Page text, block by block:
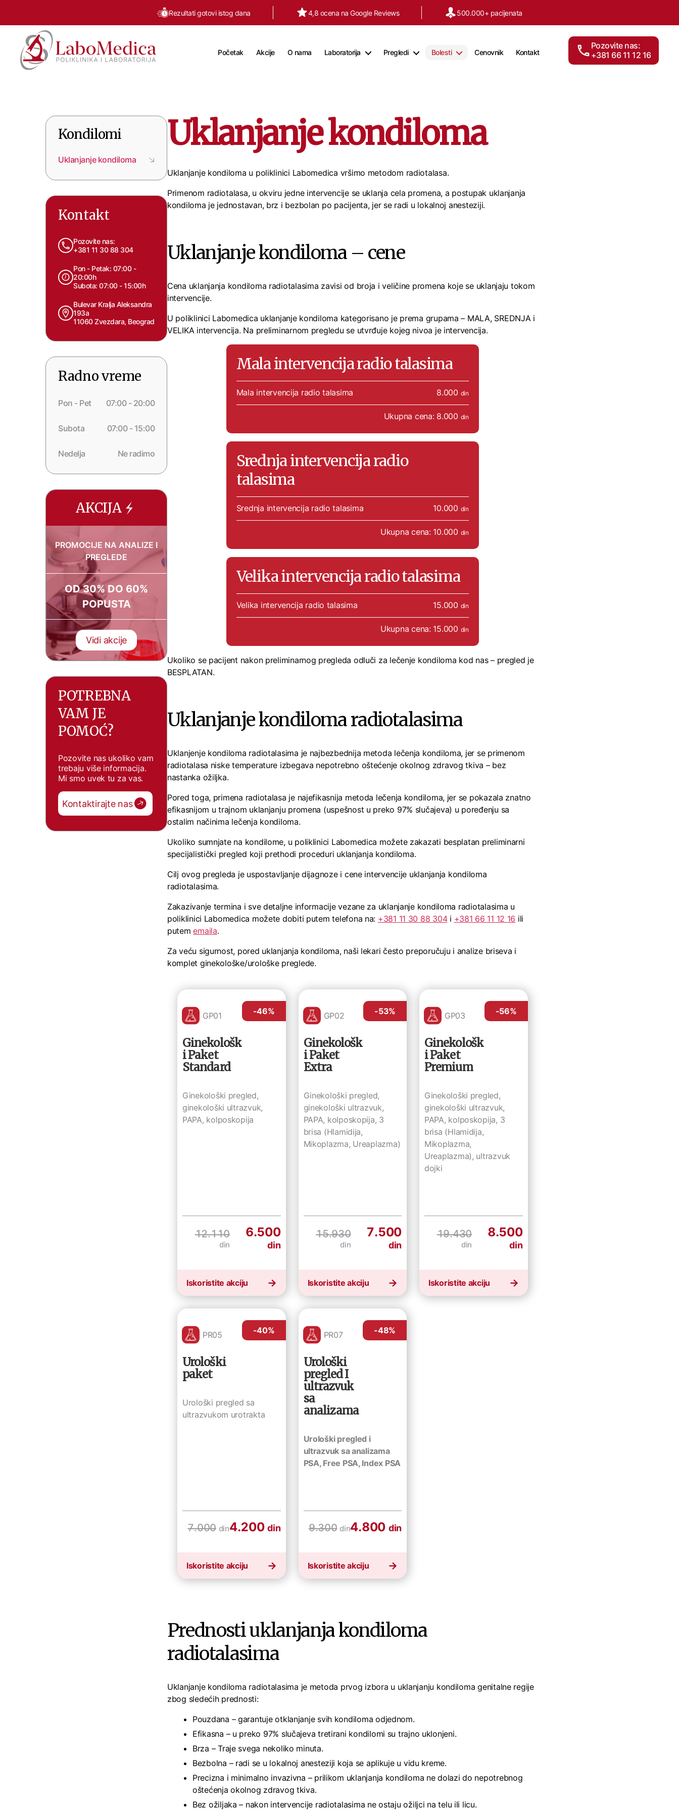
Rezultati gotovi istog dana 4,8 ocena na Google Reviews 500.000+ pacijenata
Početak Akcije O nama Laboratorija Pregledi Bolesti Cenovnik Kontakt
Pozovite nas:
+381 66 11 12 16
Kondilomi
Uklanjanje kondiloma
Kontakt
Pozovite nas:
+381 11 30 88 304
Pon - Petak: 07:00 -
20:00h
Subota: 07:00 - 15:00h
Bulevar Kralja Aleksandra
193a
11060 Zvezdara, Beograd
Radno vreme
Pon - Pet 07:00 - 20:00
Subota 07:00 - 15:00
Nedelja Ne radimo
AKCIJA
PROMOCIJE NA ANALIZE I
PREGLEDE
OD 30% DO 60%
POPUSTA
Vidi akcije
POTREBNA
VAM JE
POMOĆ?
Pozovite nas ukoliko vam
trebaju više informacija.
Mi smo uvek tu za vas.
Kontaktirajte nas
Uklanjanje kondiloma
Uklanjanje kondiloma u poliklinici Labomedica vršimo metodom radiotalasa.
Primenom radiotalasa, u okviru jedne intervencije se uklanja cela promena, a postupak uklanjanja
kondiloma je jednostavan, brz i bezbolan po pacijenta, jer se radi u lokalnoj anesteziji.
Uklanjanje kondiloma – cene
Cena uklanjanja kondiloma radiotalasima zavisi od broja i veličine promena koje se uklanjaju tokom
intervencije.
U poliklinici Labomedica uklanjanje kondiloma kategorisano je prema grupama – MALA, SREDNJA i
VELIKA intervencija. Na preliminarnom pregledu se utvrđuje kojeg nivoa je intervencija.
Mala intervencija radio talasima
Mala intervencija radio talasima 8.000 din
Ukupna cena: 8.000 din
Srednja intervencija radio
talasima
Srednja intervencija radio talasima 10.000 din
Ukupna cena: 10.000 din
Velika intervencija radio talasima
Velika intervencija radio talasima 15.000 din
Ukupna cena: 15.000 din
Ukoliko se pacijent nakon preliminarnog pregleda odluči za lečenje kondiloma kod nas – pregled je
BESPLATAN.
Uklanjanje kondiloma radiotalasima
Uklanjenje kondiloma radiotalasima je najbezbednija metoda lečenja kondiloma, jer se primenom
radiotalasa niske temperature izbegava nepotrebno oštećenje okolnog zdravog tkiva – bez
nastanka ožiljka.
Pored toga, primena radiotalasa je najefikasnija metoda lečenja kondiloma, jer se pokazala znatno
efikasnijom u trajnom uklanjanju promena (uspešnost u preko 97% slučajeva) u poređenju sa
ostalim načinima lečenja kondiloma.
Ukoliko sumnjate na kondilome, u poliklinici Labomedica možete zakazati besplatan preliminarni
specijalistički pregled koji prethodi proceduri uklanjanja kondiloma.
Cilj ovog pregleda je uspostavljanje dijagnoze i cene intervencije uklanjanja kondiloma
radiotalasima.
Zakazivanje termina i sve detaljne informacije vezane za uklanjanje kondiloma radiotalasima u
poliklinici Labomedica možete dobiti putem telefona na: +381 11 30 88 304i +381 66 11 12 16 ili
putememaila.
Za veću sigurnost, pored uklanjanja kondiloma, naši lekari često preporučuju i analize briseva i
komplet ginekološke/urološke preglede.
GP01
Ginekološk
i Paket
Standard
Ginekološki pregled,
ginekološki ultrazvuk,
PAPA, kolposkopija
-46%
12.110
din
6.500
din
Iskoristite akciju
GP02
Ginekološk
i Paket
Extra
Ginekološki pregled,
ginekološki ultrazvuk,
PAPA, kolposkopija, 3
brisa (Hlamidija,
Mikoplazma, Ureaplazma)
-53%
15.930
din
7.500
din
Iskoristite akciju
GP03
Ginekološk
i Paket
Premium
Ginekološki pregled,
ginekološki ultrazvuk,
PAPA, kolposkopija, 3
brisa (Hlamidija,
Mikoplazma,
Ureaplazma), ultrazvuk
dojki
-56%
19.430
din
8.500
din
Iskoristite akciju
PR05
Urološki
paket
Urološki pregled sa
ultrazvukom urotrakta
-40%
7.000 din4.200din
Iskoristite akciju
PR07
Urološki
pregled I
ultrazvuk
sa
analizama
Urološki pregled i
ultrazvuk sa analizama
PSA, Free PSA, Index PSA
-48%
9.300 din4.800 din
Iskoristite akciju
Prednosti uklanjanja kondiloma
radiotalasima
Uklanjanje kondiloma radiotalasima je metoda prvog izbora u uklanjanju kondiloma genitalne regije
zbog sledećih prednosti:
Pouzdana – garantuje otklanjanje svih kondiloma odjednom.
Efikasna – u preko 97% slučajeva tretirani kondilomi su trajno uklonjeni.
Brza – Traje svega nekoliko minuta.
Bezbolna – radi se u lokalnoj anesteziji koja se aplikuje u vidu kreme.
Precizna i minimalno invazivna – prilikom uklanjanja kondiloma ne dolazi do nepotrebnog
oštećenja okolnog zdravog tkiva.
Bez ožiljaka – nakon intervencije radiotalasima ne ostaju ožiljci na telu ili licu.